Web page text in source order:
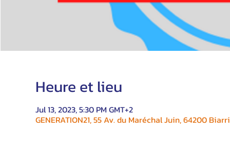
Heure et lieu
Jul 13, 2023, 5:30 PM GMT+2
GENERATION21, 55 Av. du Maréchal Juin, 64200